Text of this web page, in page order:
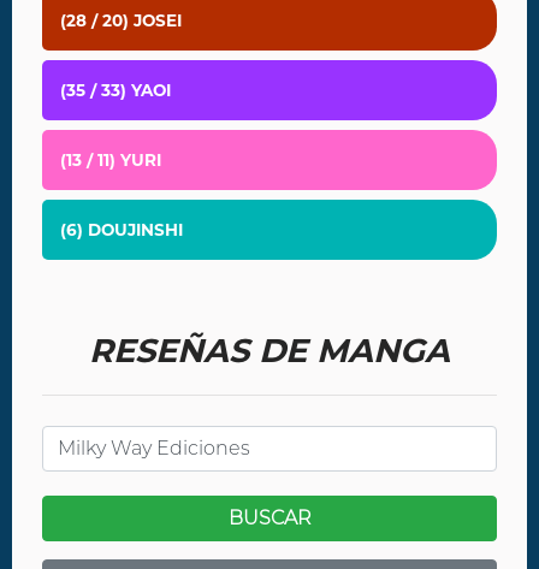
(28 / 20) JOSEI
(35 / 33) YAOI
(13 / 11) YURI
(6) DOUJINSHI
RESEÑAS DE MANGA
BUSCAR